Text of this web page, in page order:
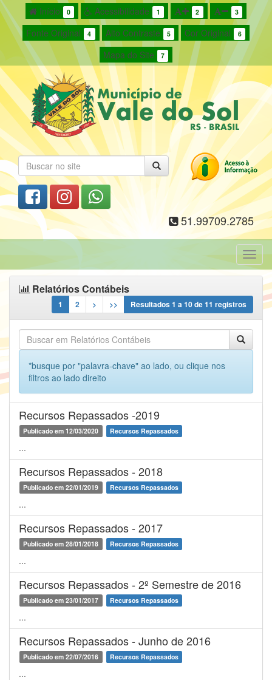
Início 0 Acessibilidade 1 2 3
Fonte Original 4 Alto Contraste 5 Cor Original 6
Mapa do Site 7
51.99709.2785
Relatórios Contábeis
1 2 > >> Resultados1 a10de11 registros
*busque por "palavra-chave" ao lado, ou clique nos
filtros ao lado direito
Recursos Repassados -2019
Publicado em 12/03/2020 Recursos Repassados
...
Recursos Repassados - 2018
Publicado em 22/01/2019 Recursos Repassados
...
Recursos Repassados - 2017
Publicado em 28/01/2018 Recursos Repassados
...
Recursos Repassados - 2º Semestre de 2016
Publicado em 23/01/2017 Recursos Repassados
...
Recursos Repassados - Junho de 2016
Publicado em 22/07/2016 Recursos Repassados
...